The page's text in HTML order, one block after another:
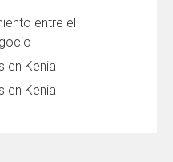
entre el
en Kenia
en Kenia